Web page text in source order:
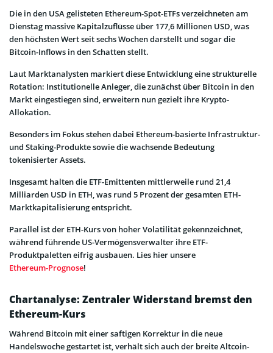
Die in den USA gelisteten Ethereum-Spot-ETFs verzeichneten am
Dienstag massive Kapitalzuflüsse über 177,6 Millionen USD, was
den höchsten Wert seit sechs Wochen darstellt und sogar die
Bitcoin-Inflows in den Schatten stellt.
Laut Marktanalysten markiert diese Entwicklung eine strukturelle
Rotation: Institutionelle Anleger, die zunächst über Bitcoin in den
Markt eingestiegen sind, erweitern nun gezielt ihre Krypto-
Allokation.
Besonders im Fokus stehen dabei Ethereum-basierte Infrastruktur-
und Staking-Produkte sowie die wachsende Bedeutung
tokenisierter Assets.
Insgesamt halten die ETF-Emittenten mittlerweile rund 21,4
Milliarden USD in ETH, was rund 5 Prozent der gesamten ETH-
Marktkapitalisierung entspricht.
Parallel ist der ETH-Kurs von hoher Volatilität gekennzeichnet,
während führende US-Vermögensverwalter ihre ETF-
Produktpaletten eifrig ausbauen. Lies hier unsere
Ethereum-Prognose!
Chartanalyse: Zentraler Widerstand bremst den
Ethereum-Kurs
Während Bitcoin mit einer saftigen Korrektur in die neue
Handelswoche gestartet ist, verhält sich auch der breite Altcoin-